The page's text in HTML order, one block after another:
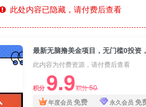
此处内容已隐藏，请付费后查看
此内容为付费资源，请付费后查看
积分 9.9积分50
年度会员 免费 永久会员 免